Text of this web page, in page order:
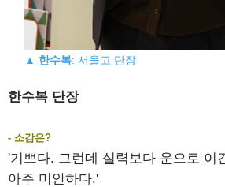
▲ 한수복: 서울고 단장
한수복 단장
- 소감은?
'기쁘다. 그런데 실력보다 운으로 이
아주 미안하다.'